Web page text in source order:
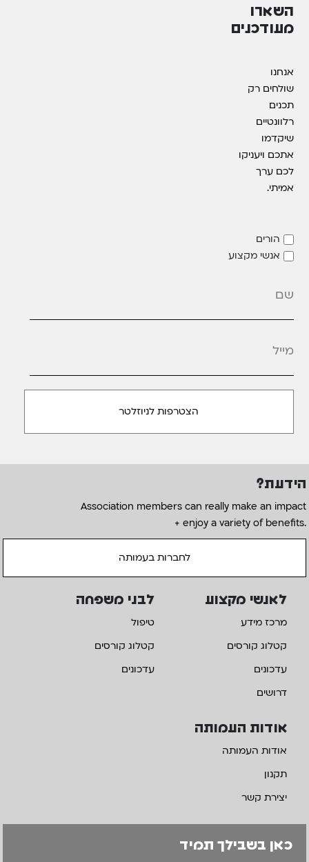
השארו
מעודכנים
אנחנו
שולחים רק
תכנים
רלוונטיים
שיקדמו
אתכם ויעניקו
לכם ערך
אמיתי.
הורים
אנשי מקצוע
הידעת?
Association members can really make an impact
+ enjoy a variety of benefits.
לחברות בעמותה
אודות העמותה
אודות העמותה
תקנון
יצירת קשר
לאנשי מקצוע
מרכז מידע
קטלוג קורסים
עדכונים
דרושים
לבני משפחה
טיפול
קטלוג קורסים
עדכונים
כאן בשבילך תמיד